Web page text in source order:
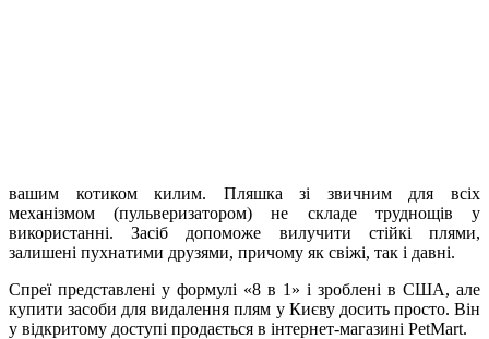
вашим котиком килим. Пляшка зі звичним для всіх
механізмом (пульверизатором) не складе труднощів у
використанні. Засіб допоможе вилучити стійкі плями,
залишені пухнатими друзями, причому як свіжі, так і давні.
Спреї представлені у формулі «8 в 1» і зроблені в США, але
купити засоби для видалення плям у Києву досить просто. Він
у відкритому доступі продається в інтернет-магазині PetMart.